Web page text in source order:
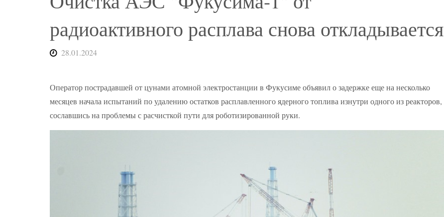
радиоактивного расплава снова откладывается
28.01.2024
Оператор пострадавшей от цунами атомной электростанции в Фукусиме объявил о задержке еще на несколько
месяцев начала испытаний по удалению остатков расплавленного ядерного топлива изнутри одного из реакторов,
сославшись на проблемы с расчисткой пути для роботизированной руки.